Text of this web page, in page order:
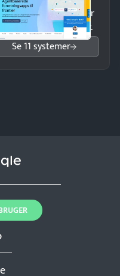
overblik over
og opfølgninger.
Se 11 systemer